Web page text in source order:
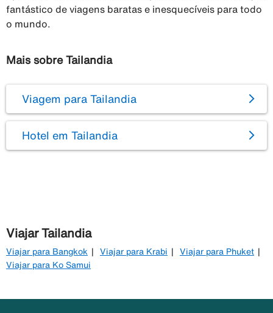
fantástico de viagens baratas e inesquecíveis para todo
o mundo.
Mais sobre Tailandia
Viagem para Tailandia
Hotel em Tailandia
Viajar Tailandia
Viajar para Bangkok Viajar para Krabi
Viajar para Phuket
Viajar para Ko Samui